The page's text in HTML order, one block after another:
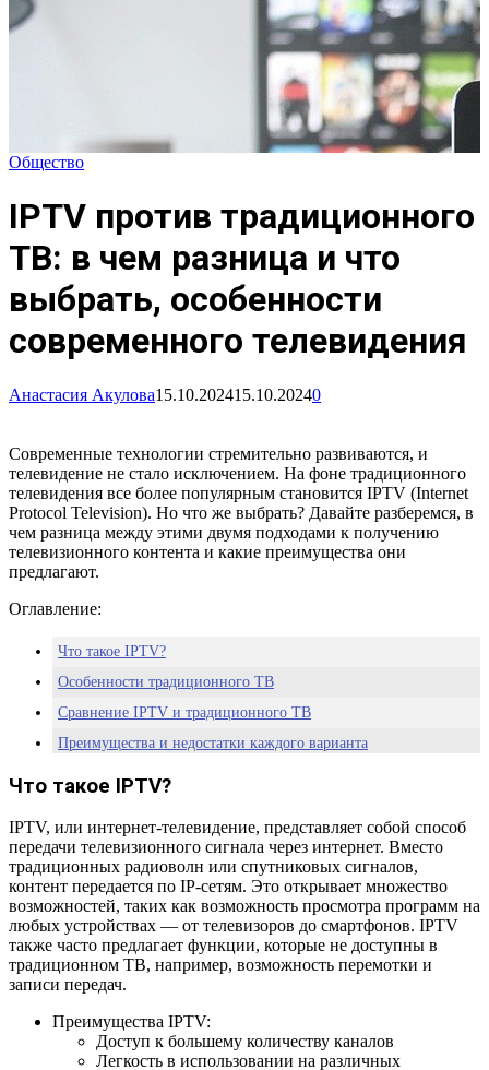
Общество
IPTV против традиционного
ТВ: в чем разница и что
выбрать, особенности
современного телевидения
Анастасия Акулова15.10.202415.10.20240
Современные технологии стремительно развиваются, и
телевидение не стало исключением. На фоне традиционного
телевидения все более популярным становится IPTV (Internet
Protocol Television). Но что же выбрать? Давайте разберемся, в
чем разница между этими двумя подходами к получению
телевизионного контента и какие преимущества они
предлагают.
Оглавление:
Что такое IPTV?
Особенности традиционного ТВ
Сравнение IPTV и традиционного ТВ
Преимущества и недостатки каждого варианта
Часто задаваемые вопросы
Что такое IPTV?
IPTV, или интернет-телевидение, представляет собой способ
передачи телевизионного сигнала через интернет. Вместо
традиционных радиоволн или спутниковых сигналов,
контент передается по IP-сетям. Это открывает множество
возможностей, таких как возможность просмотра программ на
любых устройствах — от телевизоров до смартфонов. IPTV
также часто предлагает функции, которые не доступны в
традиционном ТВ, например, возможность перемотки и
записи передач.
Преимущества IPTV:
Доступ к большему количеству каналов
Легкость в использовании на различных